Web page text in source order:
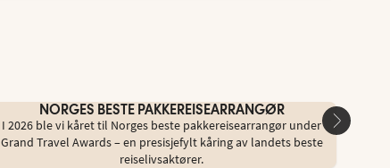
NORGES BESTE PAKKEREISEARRANGØR
I 2026 ble vi kåret til Norges beste pakkereisearrangør under
Grand Travel Awards – en presisjefylt kåring av landets beste
reiselivsaktører.